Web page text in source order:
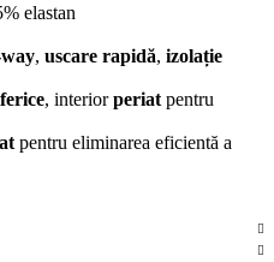
elastan
, uscare rapidă, izolație
, interiorperiat pentru
pentru eliminarea eficientă a